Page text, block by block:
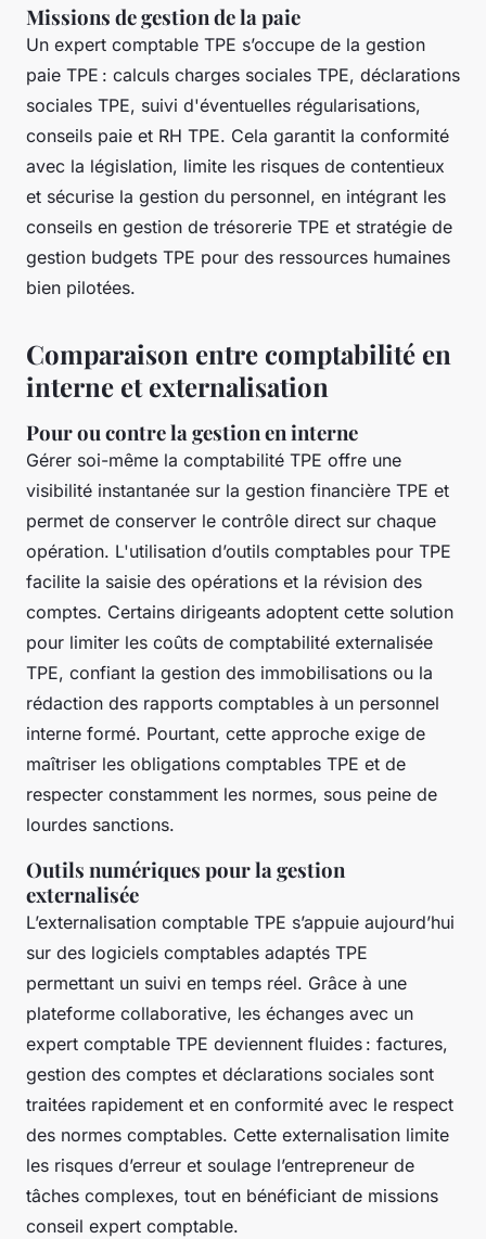
Missions de gestion de la paie
Un expert comptable TPE s’occupe de la gestion
paie TPE : calculs charges sociales TPE, déclarations
sociales TPE, suivi d'éventuelles régularisations,
conseils paie et RH TPE. Cela garantit la conformité
avec la législation, limite les risques de contentieux
et sécurise la gestion du personnel, en intégrant les
conseils en gestion de trésorerie TPE et stratégie de
gestion budgets TPE pour des ressources humaines
bien pilotées.
Comparaison entre comptabilité en
interne et externalisation
Pour ou contre la gestion en interne
Gérer soi-même la comptabilité TPE offre une
visibilité instantanée sur la gestion financière TPE et
permet de conserver le contrôle direct sur chaque
opération. L'utilisation d’outils comptables pour TPE
facilite la saisie des opérations et la révision des
comptes. Certains dirigeants adoptent cette solution
pour limiter les coûts de comptabilité externalisée
TPE, confiant la gestion des immobilisations ou la
rédaction des rapports comptables à un personnel
interne formé. Pourtant, cette approche exige de
maîtriser les obligations comptables TPE et de
respecter constamment les normes, sous peine de
lourdes sanctions.
Outils numériques pour la gestion
externalisée
L’externalisation comptable TPE s’appuie aujourd’hui
sur des logiciels comptables adaptés TPE
permettant un suivi en temps réel. Grâce à une
plateforme collaborative, les échanges avec un
expert comptable TPE deviennent fluides : factures,
gestion des comptes et déclarations sociales sont
traitées rapidement et en conformité avec le respect
des normes comptables. Cette externalisation limite
les risques d’erreur et soulage l’entrepreneur de
tâches complexes, tout en bénéficiant de missions
conseil expert comptable.